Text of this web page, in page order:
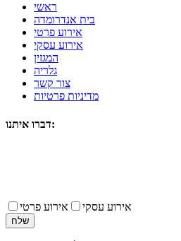
ראשי
בית אנדרומדה
אירוע פרטי
אירוע עסקי
המגזין
גלריה
צור קשר
מדיניות פרטיות
דברו איתנו:
אירוע עסקי אירוע פרטי